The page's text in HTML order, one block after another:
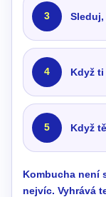
3
4 Když
5 Když
Kombucha není
nejvíc. Vyhrává